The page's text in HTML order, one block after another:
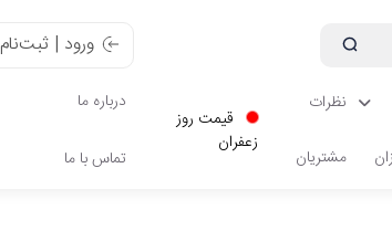
ورود | ثبت‌نام
نظرات
مشتریان
قیمت روز
زعفران
درباره ما
تماس با ما